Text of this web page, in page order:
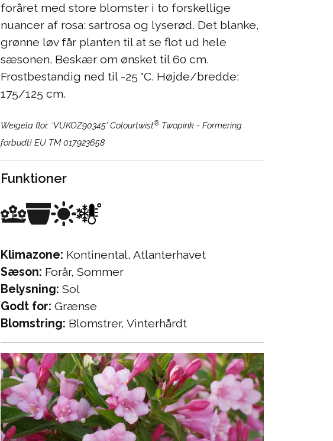
foråret med store blomster i to forskellige
nuancer af rosa: sartrosa og lyserød. Det blanke,
grønne løv får planten til at se flot ud hele
sæsonen. Beskær om ønsket til 60 cm.
Frostbestandig ned til -25 °C. Højde/bredde:
175/125 cm.
Weigela flor. 'VUKOZ90345' Colourtwist® Twopink - Formering
forbudt! EU TM 017923658
Funktioner
Klimazone: Kontinental, Atlanterhavet
Sæson: Forår, Sommer
Belysning: Sol
Godt for: Grænse
Blomstring: Blomstrer, Vinterhårdt